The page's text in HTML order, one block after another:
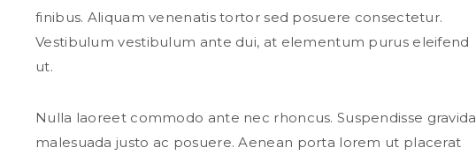
finibus. Aliquam venenatis tortor sed posuere consectetur.
Vestibulum vestibulum ante dui, at elementum purus eleifend
ut.
Nulla laoreet commodo ante nec rhoncus. Suspendisse gravida
malesuada justo ac posuere. Aenean porta lorem ut placerat